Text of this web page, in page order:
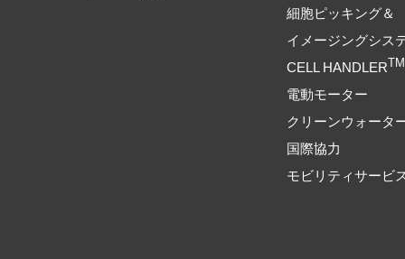
細胞ピッキング＆
イメージングシス
CELL HANDLERTM
電動モーター
クリーンウォータ
国際協力
モビリティサービ